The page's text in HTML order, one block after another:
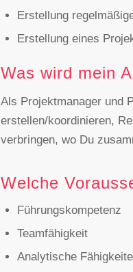
Erstellung
Erstellung eines
Was wird mein
Als Projektmanager und
erstellen/koordinieren,
verbringen, wo Du
Welche
Führungskompetenz
Teamfähigkeit
Analytische